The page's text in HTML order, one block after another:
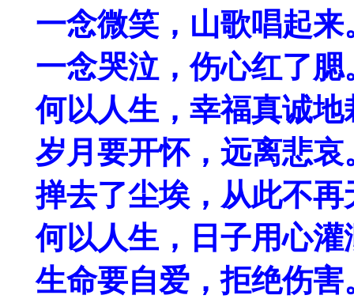
一念微笑，山歌唱起来
一念哭泣，伤心红了腮
何以人生，幸福真诚地
岁月要开怀，远离悲哀
掸去了尘埃，从此不再
何以人生，日子用心灌
生命要自爱，拒绝伤害